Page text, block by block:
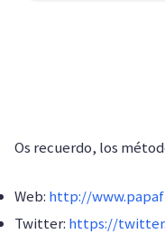
Os recuerdo, los
Web: http://
Twitter: https://